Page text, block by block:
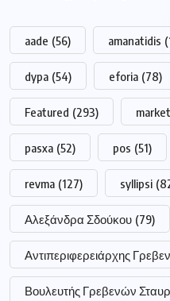
aade (56) amanatidis
dypa (54) eforia (78)
Featured (293) market
pasxa (52) pos (51)
revma (127) syllipsi
Αλεξάνδρα Σδούκου (79)
Αντιπεριφερειάρχης
Βουλευτής Γρεβενών